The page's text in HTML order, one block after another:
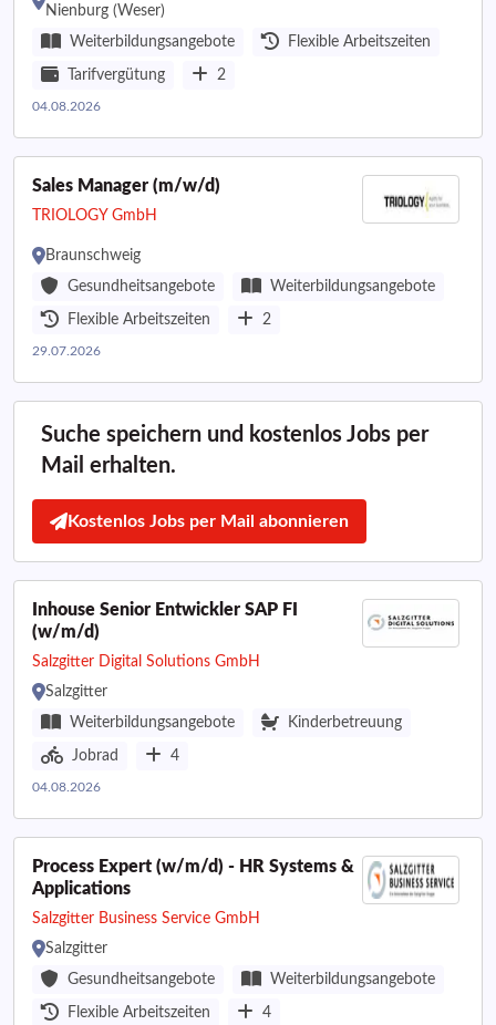
Nienburg (Weser)
Weiterbildungsangebote
Flexible Arbeitszeiten
Tarifvergütung 2
04.08.2026
Sales Manager (m/w/d)
TRIOLOGY GmbH
Braunschweig
Gesundheitsangebote
Weiterbildungsangebote
Flexible Arbeitszeiten 2
29.07.2026
Suche speichern und kostenlos Jobs per
Mail erhalten.
Kostenlos Jobs per Mail abonnieren
Inhouse Senior Entwickler SAP FI
(w/m/d)
Salzgitter Digital Solutions GmbH
Salzgitter
Weiterbildungsangebote
Kinderbetreuung
Jobrad 4
04.08.2026
Process Expert (w/m/d) - HR Systems &
Applications
Salzgitter Business Service GmbH
Salzgitter
Gesundheitsangebote
Weiterbildungsangebote
Flexible Arbeitszeiten 4